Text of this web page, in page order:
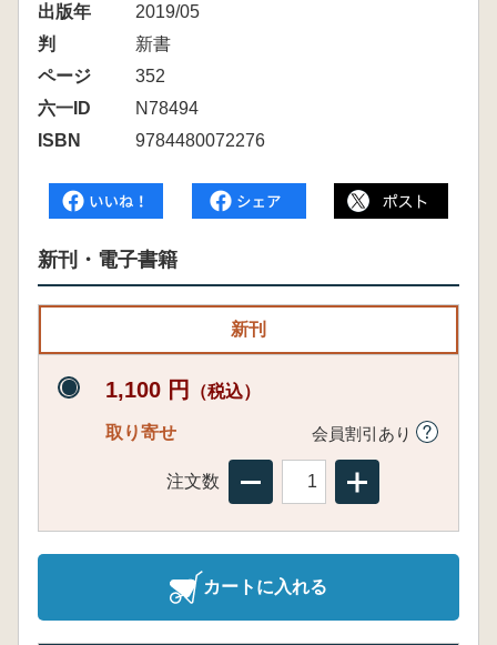
出版年
2019/05
判
新書
ページ
352
六一ID
N78494
ISBN
9784480072276
新刊・電子書籍
新刊
1,100 円 （税込）
取り寄せ 会員割引あり
注文数
カートに入れる